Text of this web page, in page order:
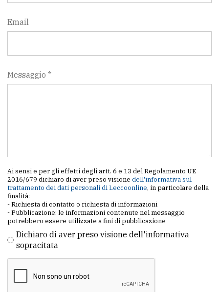
Email
Messaggio *
Ai sensi e per gli effetti degli artt. 6 e 13 del Regolamento UE
2016/679 dichiaro di aver preso visione dell'informativa sul
trattamento dei dati personali di Leccoonline, in particolare della
finalità:
- Richiesta di contatto o richiesta di informazioni
- Pubblicazione: le informazioni contenute nel messaggio
potrebbero essere utilizzate a fini di pubblicazione
Dichiaro di aver preso visione dell'informativa
sopracitata